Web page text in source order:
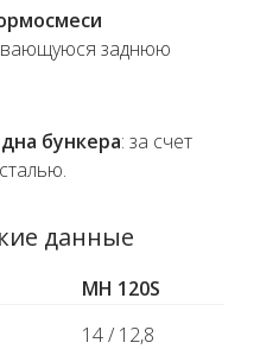
заднюю
бункера: за счет
данные
MH 120S
14 / 12,8